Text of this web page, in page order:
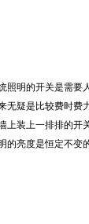
明的开关是需要
无疑是比较费时费
上装上一排排的开
的亮度是恒定不变